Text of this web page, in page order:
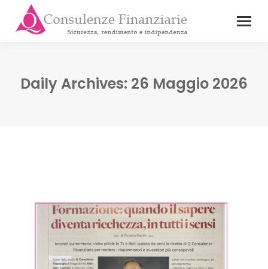
Daily Archives: 26 Maggio 2026